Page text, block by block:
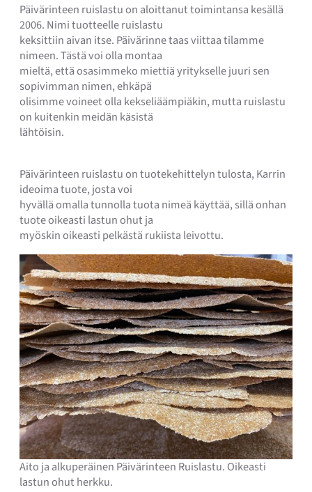
Päivärinteen ruislastu on aloittanut toimintansa kesällä
2006. Nimi tuotteelle ruislastu
keksittiin aivan itse. Päivärinne taas viittaa tilamme
nimeen. Tästä voi olla montaa
mieltä, että osasimmeko miettiä yritykselle juuri sen
sopivimman nimen, ehkäpä
olisimme voineet olla kekseliäämpiäkin, mutta ruislastu
on kuitenkin meidän käsistä
lähtöisin.
Päivärinteen ruislastu on tuotekehittelyn tulosta, Karrin
ideoima tuote, josta voi
hyvällä omalla tunnolla tuota nimeä käyttää, sillä onhan
tuote oikeasti lastun ohut ja
myöskin oikeasti pelkästä rukiista leivottu.
Aito ja alkuperäinen Päivärinteen Ruislastu. Oikeasti
lastun ohut herkku.